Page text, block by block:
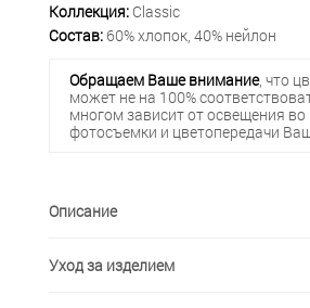
Коллекция: Classic
Состав: 60% хлопок, 40% нейлон
Обращаем Ваше внимание, что
может не на 100%
многом зависит от освещения
фотосъемки и цветопередачи
Описание
Уход за изделием